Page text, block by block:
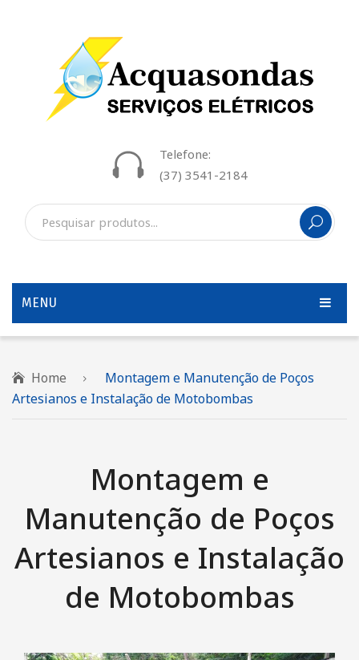
Telefone:
(37) 3541-2184
MENU
QUEM SOMOS
SERVIÇOS
Caminhão Munck
Montagem e Manutenção de Poços
PRODUTOS
Motobombas Schneider e Leão
Home
Montagem e Manutenção de Poços
Artesianos e Instalação de Motobombas
Montagem e
Manutenção de Poços
Artesianos e Instalação
de Motobombas